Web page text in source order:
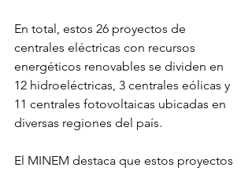
En total, estos 26 proyectos de
centrales eléctricas con recursos
energéticos renovables se dividen en
12 hidroeléctricas, 3 centrales eólicas y
11 centrales fotovoltaicas ubicadas en
diversas regiones del país.
El MINEM destaca que estos proyectos